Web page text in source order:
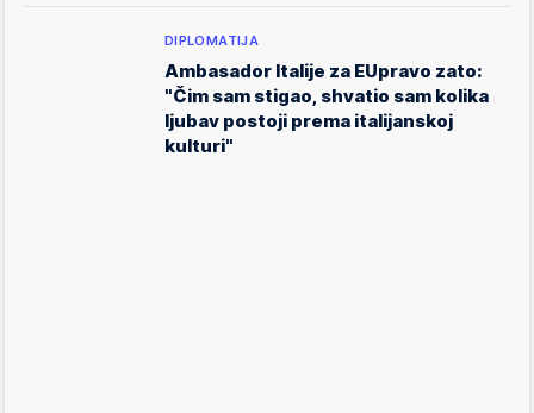
DIPLOMATIJA
Ambasador Italije za EUpravo zato:
"Čim sam stigao, shvatio sam kolika
ljubav postoji prema italijanskoj
kulturi"